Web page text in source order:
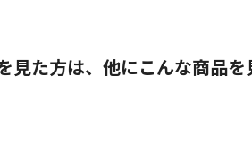
見た方は、他にこんな商品